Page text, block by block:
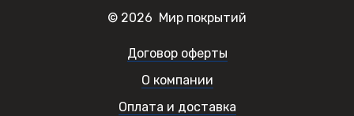
© 2026 Мир покрытий
Договор оферты
О компании
Оплата и доставка